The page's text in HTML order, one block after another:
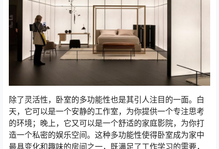
除了灵活性，卧室的多功能性也是其引人注目的一面。白
天，它可以是一个安静的工作室，为你提供一个专注思考
的环境；晚上，它又可以是一个舒适的家庭影院，为你打
造一个私密的娱乐空间。这种多功能性使得卧室成为家中
最具变化和趣味的房间之一，既满足了工作学习的需要，